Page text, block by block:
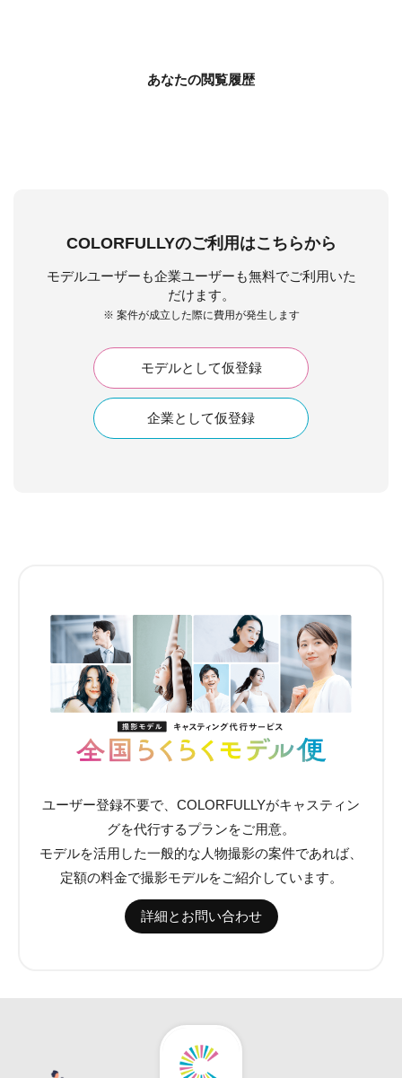
あなたの閲覧履歴
COLORFULLYのご利用はこちらから
モデルユーザーも企業ユーザーも無料でご利用いた
だけます。
※ 案件が成立した際に費用が発生します
モデルとして仮登録
企業として仮登録
ユーザー登録不要で、COLORFULLYがキャスティン
グを代行するプランをご用意。
モデルを活用した一般的な人物撮影の案件であれば、
定額の料金で撮影モデルをご紹介しています。
詳細とお問い合わせ